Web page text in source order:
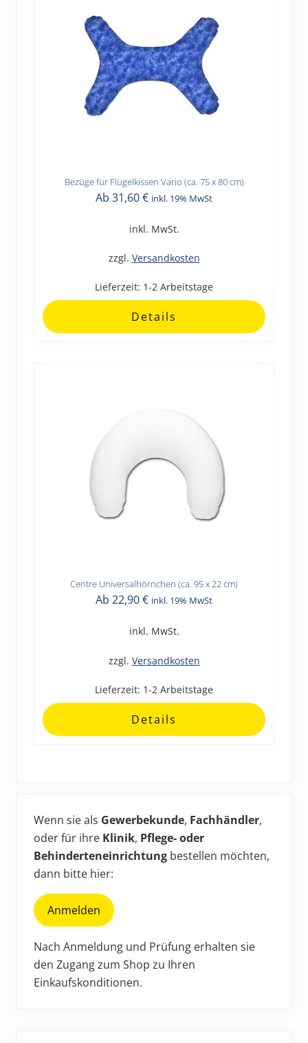
Bezüge für Flügelkissen Vario (ca. 75 x 80 cm)
Ab 31,60€ inkl. 19% MwSt
inkl. MwSt.
zzgl. Versandkosten
Lieferzeit: 1-2 Arbeitstage
Details
Dieses
Optionen
können
Centre Universalhörnchen (ca. 95 x 22 cm)
Ab 22,90€ inkl. 19% MwSt
inkl. MwSt.
zzgl. Versandkosten
Lieferzeit: 1-2 Arbeitstage
Details
Dieses
Optionen
können
werden
Sidebar
Wenn sie als Gewerbekunde, Fachhändler,
oder für ihre Klinik, Pflege- oder
Behinderteneinrichtung bestellen möchten,
dann bitte hier:
Anmelden
Nach Anmeldung und Prüfung erhalten sie
den Zugang zum Shop zu Ihren
Einkaufskonditionen.